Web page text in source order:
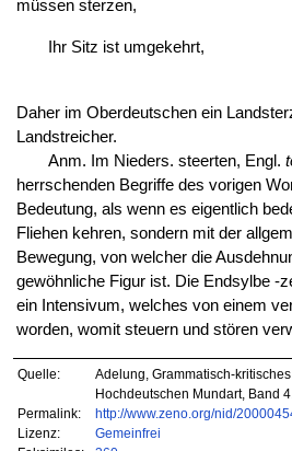
müssen sterzen,
Ihr Sitz ist umgekehrt,
Daher im Oberdeutschen ein
Landstreicher.
Anm. Im Nieders. steerten, Engl.
herrschenden Begriffe des vorigen
Bedeutung, als wenn es eigentlich
Fliehen kehren, sondern mit der
Bewegung, von welcher die
gewöhnliche Figur ist. Die Endsylbe -
ein Intensivum, welches von einem
worden, womit steuern und stören
Quelle:
Adelung, Grammatisch-
Hochdeutschen Mundart, Band
Permalink:
http://www.zeno.org/nid/
Lizenz:
Gemeinfrei